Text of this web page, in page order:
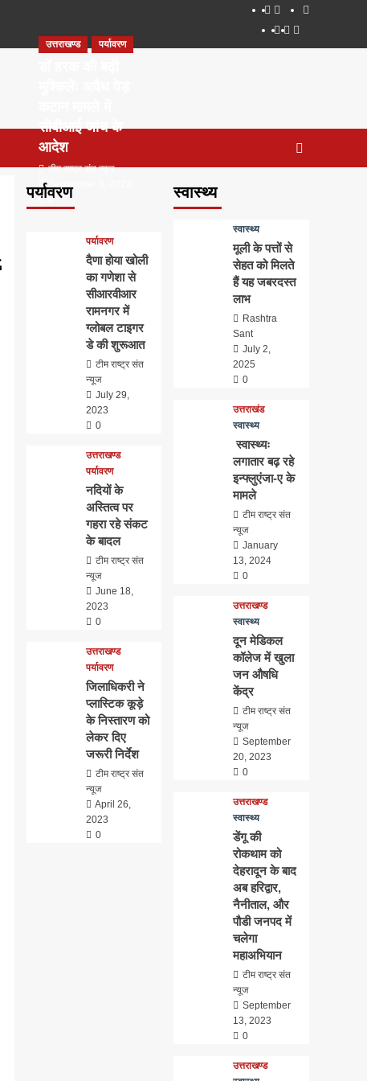
About
WEB
SERIES
Dehradun
Smart
Life
in
Places
to
सम्पर्क
पर्यावरण
उत्तराखण्ड पर्यावरण
सीबीआई जांच के
आदेश
टीम राष्ट्र संत न्यूज
September 6, 2023
0
पर्यावरण
दैणा होया खोली
का गणेशा से
सीआरवीआर
रामनगर में
ग्लोबल टाइगर
डे की शुरूआत
टीम राष्ट्र संत
न्यूज
July 29,
2023
0
उत्तराखण्ड
पर्यावरण
नदियों के
अस्तित्व पर
गहरा रहे संकट
के बादल
टीम राष्ट्र संत
न्यूज
June 18,
2023
0
उत्तराखण्ड
पर्यावरण
जिलाधिकरी ने
प्लास्टिक कूड़े
के निस्तारण को
लेकर दिए
जरूरी निर्देश
टीम राष्ट्र संत
न्यूज
April 26,
2023
0
स्वास्थ्य
स्वास्थ्य
मूली के पत्तों से
सेहत को मिलते
हैं यह जबरदस्त
लाभ
Rashtra
Sant
July 2,
2025
0
उत्तराखंड
स्वास्थ्य
स्वास्थ्यः
लगातार बढ़ रहे
इन्फ्लुएंजा-ए के
मामले
टीम राष्ट्र संत
न्यूज
January
13, 2024
0
उत्तराखण्ड
स्वास्थ्य
दून मेडिकल
कॉलेज में खुला
जन औषधि
केंद्र
टीम राष्ट्र संत
न्यूज
September
20, 2023
0
उत्तराखण्ड
स्वास्थ्य
डेंगू की
रोकथाम को
देहरादून के बाद
अब हरिद्वार,
नैनीताल, और
पौडी जनपद में
चलेगा
महाअभियान
टीम राष्ट्र संत
न्यूज
September
13, 2023
0
उत्तराखण्ड